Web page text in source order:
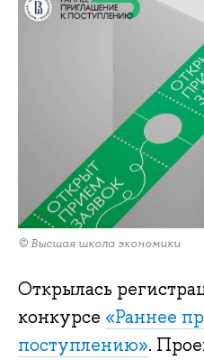
© Высшая школа экономики
Открылась
конкурсе «Раннее
поступлению».